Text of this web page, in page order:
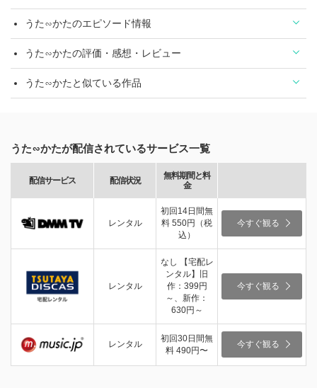
うた∽かたのエピソード情報
うた∽かたの評価・感想・レビュー
うた∽かたと似ている作品
うた∽かたが配信されているサービス一覧
配信サービス 配信状況
無料期間と料
金
レンタル
初回14日間無
料 550円（税
込）
今すぐ観る
レンタル
なし 【宅配レ
ンタル】旧
作：399円
～、新作：
630円～
今すぐ観る
レンタル
初回30日間無
料 490円〜
今すぐ観る